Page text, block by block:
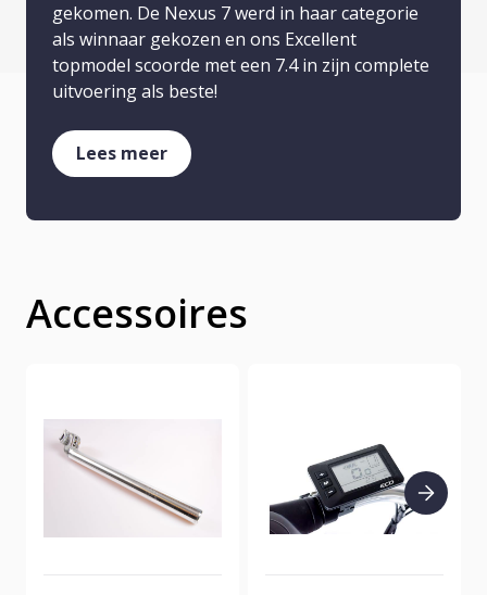
gekomen. De Nexus 7 werd in haar categorie
als winnaar gekozen en ons Excellent
topmodel scoorde met een 7.4 in zijn complete
uitvoering als beste!
Lees meer
Accessoires
next